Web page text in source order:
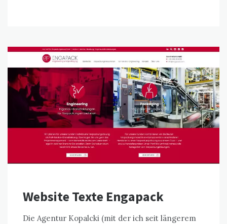
Website Texte Engapack
Die Agentur Kopalcki (mit der ich seit längerem